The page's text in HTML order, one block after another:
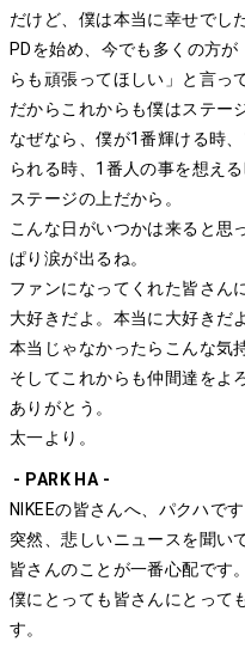
だけど、僕は本当に幸せでし
PDを始め、今でも多くの方
らも頑張ってほしい」と言っ
だからこれからも僕はステー
なぜなら、僕が1番輝ける時
られる時、1番人の事を想え
ステージの上だから。
こんな日がいつかは来ると思
ぱり涙が出るね。
ファンになってくれた皆さん
大好きだよ。本当に大好きだ
本当じゃなかったらこんな気
そしてこれからも仲間達をよ
ありがとう。
太一より。
- PARK HA -
NIKEEの皆さんへ、パクハです
突然、悲しいニュースを聞い
皆さんのことが一番心配です。
僕にとっても皆さんにとって
す。